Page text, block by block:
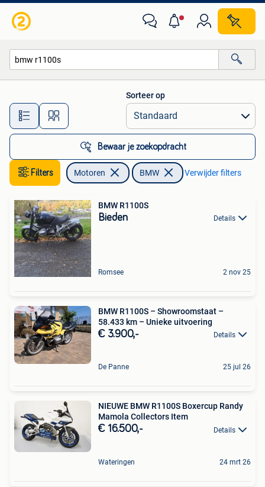
Alle afstanden…
Sorteer op
Bewaar je zoekopdracht
Filters Motoren BMW Verwijder filters
BMW R1100S
Bieden Details
Romsee 2 nov 25
BMW R1100S – Showroomstaat –
58.433 km – Unieke uitvoering
€ 3.900,- Details
De Panne 25 jul 26
NIEUWE BMW R1100S Boxercup Randy
Mamola Collectors Item
€ 16.500,- Details
Wateringen 24 mrt 26